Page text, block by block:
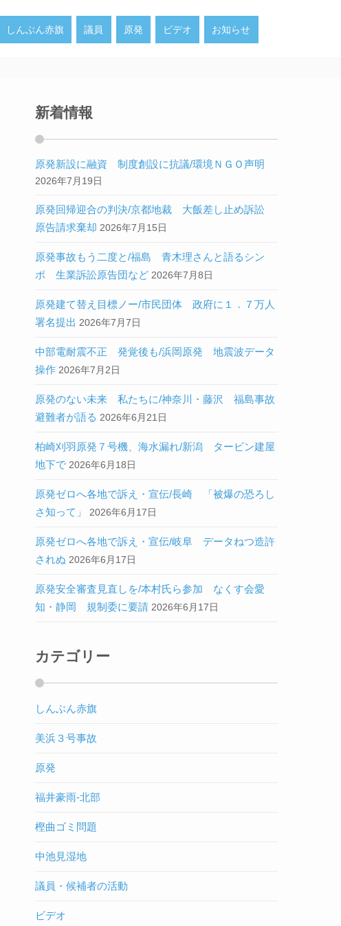
しんぶん赤旗 議員 原発 ビデオ お知らせ
新着情報
原発新設に融資 制度創設に抗議/環境ＮＧＯ声明
2026年7月19日
原発回帰迎合の判決/京都地裁 大飯差し止め訴訟
原告請求棄却 2026年7月15日
原発事故もう二度と/福島 青木理さんと語るシン
ポ 生業訴訟原告団など 2026年7月8日
原発建て替え目標ノー/市民団体 政府に１．７万人
署名提出 2026年7月7日
中部電耐震不正 発覚後も/浜岡原発 地震波データ
操作 2026年7月2日
原発のない未来 私たちに/神奈川・藤沢 福島事故
避難者が語る 2026年6月21日
柏崎刈羽原発７号機、海水漏れ/新潟 タービン建屋
地下で 2026年6月18日
原発ゼロへ各地で訴え・宣伝/長崎 「被爆の恐ろし
さ知って」
2026年6月17日
原発ゼロへ各地で訴え・宣伝/岐阜 データねつ造許
されぬ 2026年6月17日
原発安全審査見直しを/本村氏ら参加 なくす会愛
知・静岡 規制委に要請 2026年6月17日
カテゴリー
しんぶん赤旗
美浜３号事故
原発
福井豪雨-北部
樫曲ゴミ問題
中池見湿地
議員・候補者の活動
ビデオ